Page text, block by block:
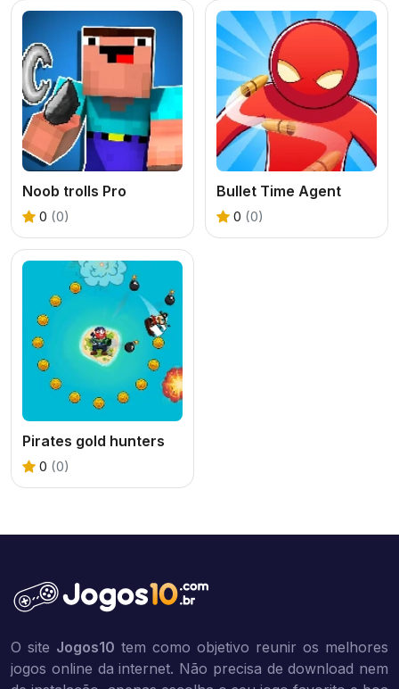
Noob trolls Pro
0 (0)
Bullet Time Agent
0 (0)
Pirates gold hunters
0 (0)
O site Jogos10 tem como objetivo reunir os melhores
jogos online da internet. Não precisa de download nem